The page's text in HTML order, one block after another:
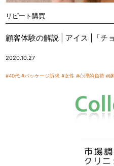
リピート購買
顧客体験の解説 | アイス |「チ
2020.10.27
#40代 #パッケージ訴求 #女性 #心理的負荷 #